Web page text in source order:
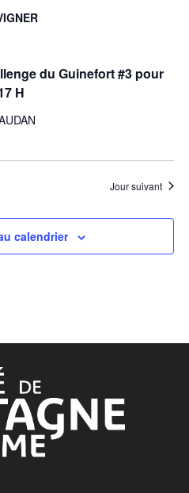
du Guinefort #3 pour
H
Jour suivant
calendrier